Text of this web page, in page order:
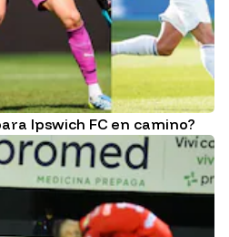
Ipswich FC en camino?